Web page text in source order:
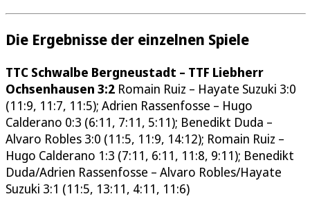
Die Ergebnisse der einzelnen Spiele
TTC Schwalbe Bergneustadt – TTF Liebherr
Ochsenhausen 3:2 Romain Ruiz – Hayate Suzuki 3:0
(11:9, 11:7, 11:5); Adrien Rassenfosse – Hugo
Calderano 0:3 (6:11, 7:11, 5:11); Benedikt Duda –
Alvaro Robles 3:0 (11:5, 11:9, 14:12); Romain Ruiz –
Hugo Calderano 1:3 (7:11, 6:11, 11:8, 9:11); Benedikt
Duda/Adrien Rassenfosse – Alvaro Robles/Hayate
Suzuki 3:1 (11:5, 13:11, 4:11, 11:6)